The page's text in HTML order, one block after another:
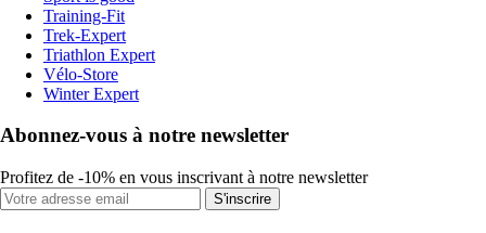
Training-Fit
Trek-Expert
Triathlon Expert
Vélo-Store
Winter Expert
Abonnez-vous à notre newsletter
Profitez de -10% en vous inscrivant à notre newsletter
S'inscrire